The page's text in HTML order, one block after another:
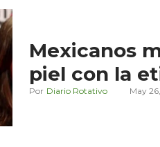
Mexicanos
piel con la
Diario Rotativo May